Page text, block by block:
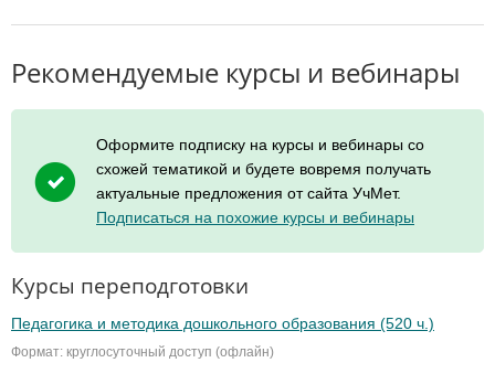
Рекомендуемые курсы и вебинары
Оформите подписку на курсы и вебинары со
схожей тематикой и будете вовремя получать
актуальные предложения от сайта УчМет.
Подписаться на похожие курсы и вебинары
Курсы переподготовки
Педагогика и методика дошкольного образования (520 ч.)
Формат: круглосуточный доступ (офлайн)